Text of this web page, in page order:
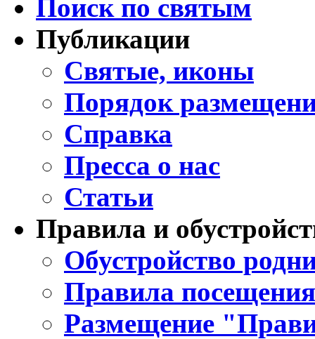
Поиск по святым
Публикации
Святые, иконы
Порядок
Справка
Пресса о нас
Статьи
Правила и
Обустройство
Правила
Размещение